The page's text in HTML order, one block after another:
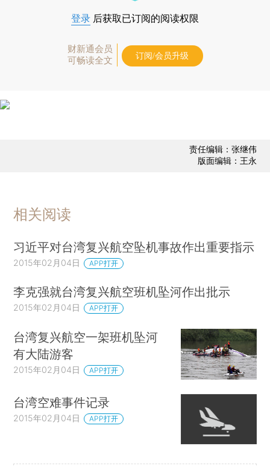
登录 后获取已订阅的阅读权限
财新通会员
可畅读全文
订阅/会员升级
责任编辑：张继伟
版面编辑：王永
相关阅读
习近平对台湾复兴航空坠机事故作出重要指示
2015年02月04日 APP打开
李克强就台湾复兴航空班机坠河作出批示
2015年02月04日 APP打开
台湾复兴航空一架班机坠河
有大陆游客
2015年02月04日 APP打开
台湾空难事件记录
2015年02月04日 APP打开